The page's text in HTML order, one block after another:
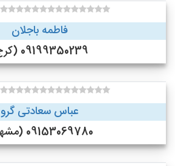
فاطمه باجلان
09199350239 (کرج)
عباس سعادتی گرو
09153069780 (مشهد )